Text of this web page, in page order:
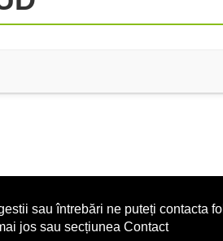
sau întrebări ne puteți contacta
jos sau secțiunea Contact